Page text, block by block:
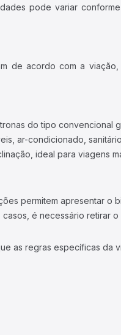
pode variar
de acordo com a
do tipo convencional
ar-condicionado,
ideal para viagens
permitem apresentar o
casos, é necessário retirar
as regras específicas da